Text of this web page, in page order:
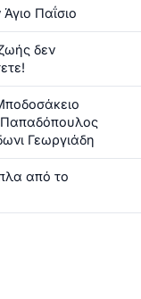
Παΐσιο
δεν
Παπαδόπουλος
Γεωργιάδη
από το